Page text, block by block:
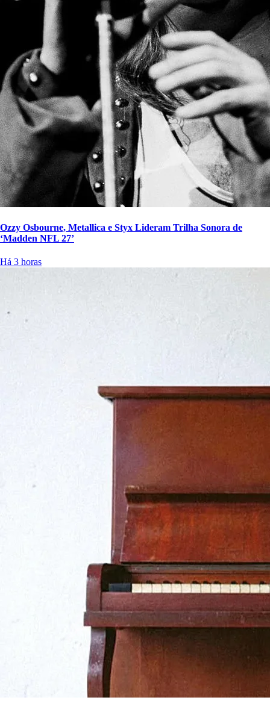
Ozzy Osbourne, Metallica e Styx Lideram Trilha Sonora de
‘Madden NFL 27’
Há 3 horas